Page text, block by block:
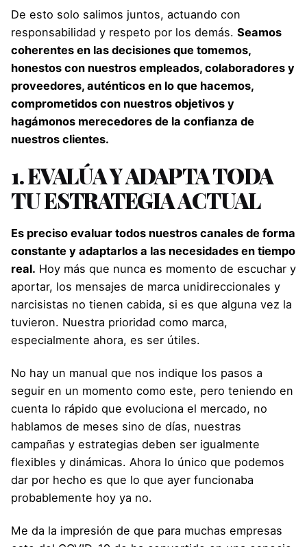
De esto solo salimos juntos, actuando con
responsabilidad y respeto por los demás. Seamos
coherentes en las decisiones que tomemos,
honestos con nuestros empleados, colaboradores y
proveedores, auténticos en lo que hacemos,
comprometidos con nuestros objetivos y
hagámonos merecedores de la confianza de
nuestros clientes.
1. EVALÚA Y ADAPTA TODA
TU ESTRATEGIA ACTUAL
Es preciso evaluar todos nuestros canales de forma
constante y adaptarlos a las necesidades en tiempo
real. Hoy más que nunca es momento de escuchar y
aportar, los mensajes de marca unidireccionales y
narcisistas no tienen cabida, si es que alguna vez la
tuvieron. Nuestra prioridad como marca,
especialmente ahora, es ser útiles.
No hay un manual que nos indique los pasos a
seguir en un momento como este, pero teniendo en
cuenta lo rápido que evoluciona el mercado, no
hablamos de meses sino de días, nuestras
campañas y estrategias deben ser igualmente
flexibles y dinámicas. Ahora lo único que podemos
dar por hecho es que lo que ayer funcionaba
probablemente hoy ya no.
Me da la impresión de que para muchas empresas